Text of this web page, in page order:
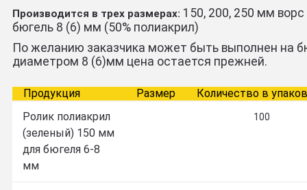
Производится в трех размерах: 150, 200, 250 мм
бюгель 8 (6) мм (50% полиакрил)
По желанию заказчика может быть выполнен на
диаметром 8 (6)мм цена остается прежней.
Продукция Размер
Количество в
Ролик полиакрил
(зеленый) 150 мм
для бюгеля 6-8
мм
100